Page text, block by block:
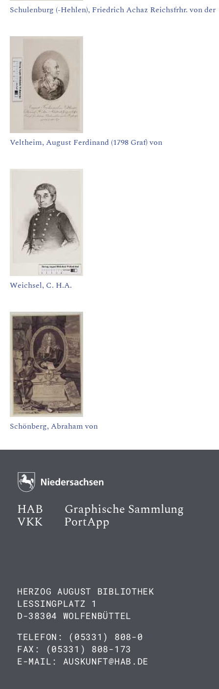
Schulenburg (-Hehlen), Friedrich Achaz Reichsfrhr. von der
Veltheim, August Ferdinand (1798 Graf) von
Weichsel, C. H.A.
Schönberg, Abraham von
HAB Graphische Sammlung
VKK PortApp
HERZOG AUGUST BIBLIOTHEK
LESSINGPLATZ 1
D-38304 WOLFENBÜTTEL
TELEFON: (05331) 808-0
FAX: (05331) 808-173
E-MAIL: AUSKUNFT@HAB.DE